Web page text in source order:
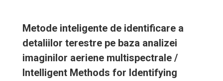
Metode inteligente de identificare a
detaliilor terestre pe baza analizei
imaginilor aeriene multispectrale /
Intelligent Methods for Identifying